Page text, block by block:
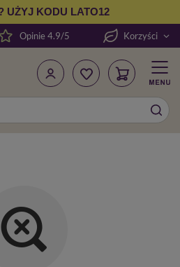
UŻYJ KODU LATO12
Opinie 4.9/5 Korzyści